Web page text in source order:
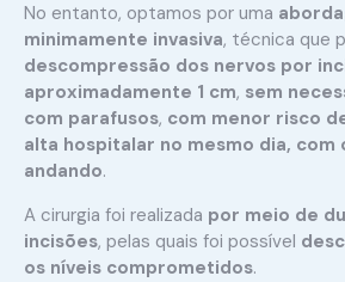
No entanto, optamos por uma
minimamente invasiva, técnica que
descompressão dos nervos por
aproximadamente 1 cm, sem
com parafusos, com menor risco
alta hospitalar no mesmo dia, com
andando.
A cirurgia foi realizada por meio de
incisões, pelas quais foi possível
os níveis comprometidos.